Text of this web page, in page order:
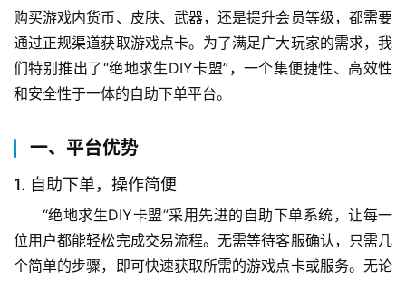
购买游戏内货币、皮肤、武器，还是提升会员等级，都需要
通过正规渠道获取游戏点卡。为了满足广大玩家的需求，我
们特别推出了“绝地求生DIY卡盟”，一个集便捷性、高效性
和安全性于一体的自助下单平台。
一、平台优势
1. 自助下单，操作简便
“绝地求生DIY卡盟”采用先进的自助下单系统，让每一
位用户都能轻松完成交易流程。无需等待客服确认，只需几
个简单的步骤，即可快速获取所需的游戏点卡或服务。无论